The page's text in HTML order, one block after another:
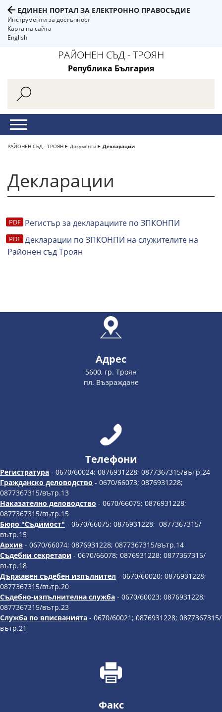
ЕДИНЕН ПОРТАЛ ЗА ЕЛЕКТРОННО ПРАВОСЪДИЕ
Инструменти за достъпност
Карта на сайта
English
РАЙОНЕН СЪД - ТРОЯН
Република България
РАЙОНЕН СЪД - ТРОЯН Документи Декларации
Декларации
Регистър за декларациите по ЗПКОНПИ
Декларации по ЗПКОНПИ на служителите на
Районен съд Троян
Адрес
5600, гр. Троян
пл. Възраждане
Телефони
Регистратура - 0670/60024; 0876931228; 0877367315/вътр.24
Гражданско деловодство - 0670/66073; 0876931228;
0877367315/вътр.13
Наказателно деловодство - 0670/66075; 0876931228;
0877367315/вътр.15
Бюро "Съдимост" - 0670/66075; 0876931228; 0877367315/
вътр.15
Архив - 0670/66074; 0876931228; 0877367315/вътр.14
Съдебни секретари - 0670/66078; 0876931228; 0877367315/
вътр.18
Държавен съдебен изпълнител - 0670/60020; 0876931228;
0877367315/вътр.20
Съдебно-изпълнителна служба - 0670/60023; 0876931228;
0877367315/вътр.23
Служба по вписванията - 0670/60021; 0876931228; 0877367315/
вътр.21
Факс